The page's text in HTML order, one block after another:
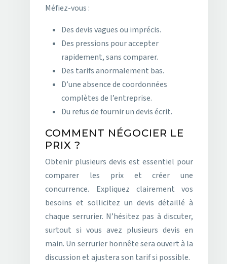
Méfiez-vous :
Des devis vagues ou imprécis.
Des pressions pour accepter
rapidement, sans comparer.
Des tarifs anormalement bas.
D’une absence de coordonnées
complètes de l’entreprise.
Du refus de fournir un devis écrit.
COMMENT NÉGOCIER LE
PRIX ?
Obtenir plusieurs devis est essentiel pour
comparer les prix et créer une
concurrence. Expliquez clairement vos
besoins et sollicitez un devis détaillé à
chaque serrurier. N’hésitez pas à discuter,
surtout si vous avez plusieurs devis en
main. Un serrurier honnête sera ouvert à la
discussion et ajustera son tarif si possible.